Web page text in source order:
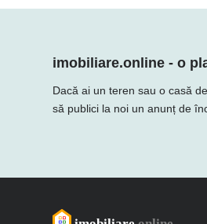
imobiliare.online - o
Dacă ai un teren sau o casă
să publici la noi un anunț de